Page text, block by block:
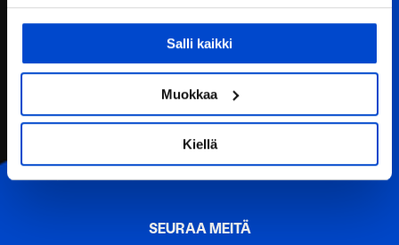
Jos sallit, haluamme myös tehdä seuraavia:
Kerätä tietoja maantieteellisestä sijainnistasi,
mahdollisesti muutaman metrin tarkkuudella
Tunnistaa laitteesi skannaamalla sen
ominaispiirteitä aktiivisesti (sormenjäljen
Lue lisää siitä, miten henkilötietojasi käsitellään ja miten
voit määrittää asetuksesitiedot-osiossa. Voit muuttaa
evästeilmoituksessa.
Salli kaikki
Muokkaa
Kiellä
Urheilu ja koulutus
Hyväksyn, että Eerikkilä tallentaa ja käyttää
SEURAA MEITÄ